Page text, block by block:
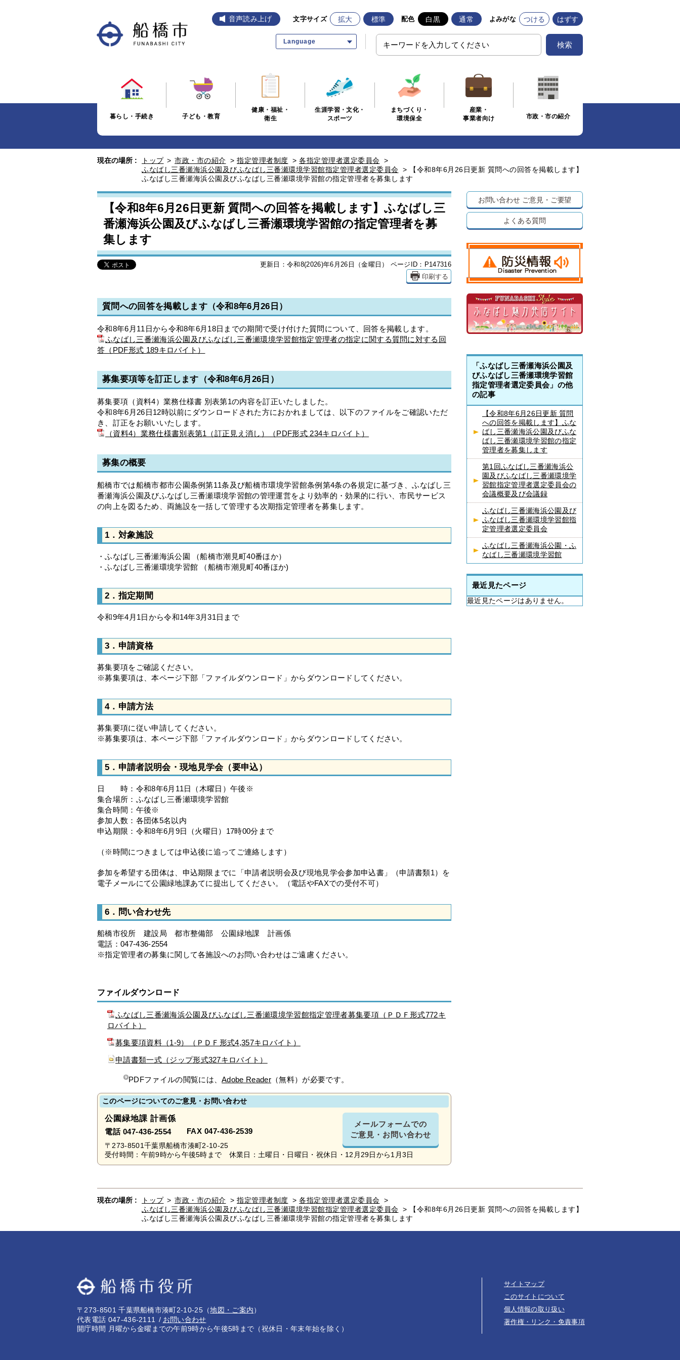
音声読み上げ 文字サイズ 拡大 標準 配色 白黒 通常 よみがな つける はずす
Language 検索
暮らし・手続き 子ども・教育
健康・福祉・
衛生
生涯学習・文化・
スポーツ
まちづくり・
環境保全
産業・
事業者向け
市政・市の紹介
現在の場所 : トップ > 市政・市の紹介 > 指定管理者制度 > 各指定管理者選定委員会 >
ふなばし三番瀬海浜公園及びふなばし三番瀬環境学習館指定管理者選定委員会 >
【令和8年6月26日更新 質問への回答を掲載します】
ふなばし三番瀬海浜公園及びふなばし三番瀬環境学習館の指定管理者を募集します
【令和8年6月26日更新 質問への回答を掲載します】ふなばし三
番瀬海浜公園及びふなばし三番瀬環境学習館の指定管理者を募
集します
更新日：令和8(2026)年6月26日（金曜日） ページID：P147316
印刷する
質問への回答を掲載します（令和8年6月26日）
令和8年6月11日から令和8年6月18日までの期間で受け付けた質問について、回答を掲載します。
ふなばし三番瀬海浜公園及びふなばし三番瀬環境学習館指定管理者の指定に関する質問に対する回
答（PDF形式 189キロバイト）
募集要項等を訂正します（令和8年6月26日）
募集要項（資料4）業務仕様書 別表第1の内容を訂正いたしました。
令和8年6月26日12時以前にダウンロードされた方におかれましては、以下のファイルをご確認いただ
き、訂正をお願いいたします。
（資料4）業務仕様書別表第1（訂正見え消し）（PDF形式 234キロバイト）
募集の概要
船橋市では船橋市都市公園条例第11条及び船橋市環境学習館条例第4条の各規定に基づき、ふなばし三
番瀬海浜公園及びふなばし三番瀬環境学習館の管理運営をより効率的・効果的に行い、市民サービス
の向上を図るため、両施設を一括して管理する次期指定管理者を募集します。
1．対象施設
・ふなばし三番瀬海浜公園 （船橋市潮見町40番ほか）
・ふなばし三番瀬環境学習館 （船橋市潮見町40番ほか)
2．指定期間
令和9年4月1日から令和14年3月31日まで
3．申請資格
募集要項をご確認ください。
※募集要項は、本ページ下部「ファイルダウンロード」からダウンロードしてください。
4．申請方法
募集要項に従い申請してください。
※募集要項は、本ページ下部「ファイルダウンロード」からダウンロードしてください。
5．申請者説明会・現地見学会（要申込）
日 時：令和8年6月11日（木曜日）午後※
集合場所：ふなばし三番瀬環境学習館
集合時間：午後※
参加人数：各団体5名以内
申込期限：令和8年6月9日（火曜日）17時00分まで
（※時間につきましては申込後に追ってご連絡します）
参加を希望する団体は、申込期限までに「申請者説明会及び現地見学会参加申込書」（申請書類1）を
電子メールにて公園緑地課あてに提出してください。（電話やFAXでの受付不可）
6．問い合わせ先
船橋市役所 建設局 都市整備部 公園緑地課 計画係
電話：047-436-2554
※指定管理者の募集に関して各施設へのお問い合わせはご遠慮ください。
ファイルダウンロード
ふなばし三番瀬海浜公園及びふなばし三番瀬環境学習館指定管理者募集要項（ＰＤＦ形式772キ
ロバイト）
募集要項資料（1-9）（ＰＤＦ形式4,357キロバイト）
申請書類一式（ジップ形式327キロバイト）
PDFファイルの閲覧には、Adobe Reader （無料）が必要です。
このページについてのご意見・お問い合わせ
公園緑地課 計画係
電話 047-436-2554 FAX 047-436-2539
メールフォームでの
ご意見・お問い合わせ
〒273-8501千葉県船橋市湊町2-10-25
受付時間：午前9時から午後5時まで 休業日：土曜日・日曜日・祝休日・12月29日から1月3日
お問い合わせ ご意見・ご要望
よくある質問
「ふなばし三番瀬海浜公園及
びふなばし三番瀬環境学習館
指定管理者選定委員会」の他
の記事
【令和8年6月26日更新 質問
への回答を掲載します】ふな
ばし三番瀬海浜公園及びふな
ばし三番瀬環境学習館の指定
管理者を募集します
第1回ふなばし三番瀬海浜公
園及びふなばし三番瀬環境学
習館指定管理者選定委員会の
会議概要及び会議録
ふなばし三番瀬海浜公園及び
ふなばし三番瀬環境学習館指
定管理者選定委員会
ふなばし三番瀬海浜公園・ふ
なばし三番瀬環境学習館
最近見たページ
最近見たページはありません。
現在の場所 : トップ > 市政・市の紹介 > 指定管理者制度 > 各指定管理者選定委員会 >
ふなばし三番瀬海浜公園及びふなばし三番瀬環境学習館指定管理者選定委員会 >
【令和8年6月26日更新 質問への回答を掲載します】
ふなばし三番瀬海浜公園及びふなばし三番瀬環境学習館の指定管理者を募集します
〒273-8501 千葉県船橋市湊町2-10-25 （地図・ご案内）
代表電話 047-436-2111
お問い合わせ
開庁時間 月曜から金曜までの午前9時から午後5時まで（祝休日・年末年始を除く）
サイトマップ
このサイトについて
個人情報の取り扱い
著作権・リンク・免責事項